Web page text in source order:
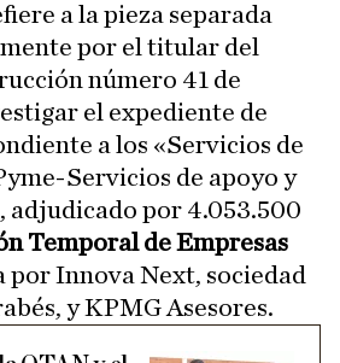
a la pieza separada
por el titular del
número 41 de
el expediente de
a los «Servicios de
Servicios de apoyo y
adjudicado por 4.053.500
Temporal de Empresas
Innova Next, sociedad
y KPMG Asesores.